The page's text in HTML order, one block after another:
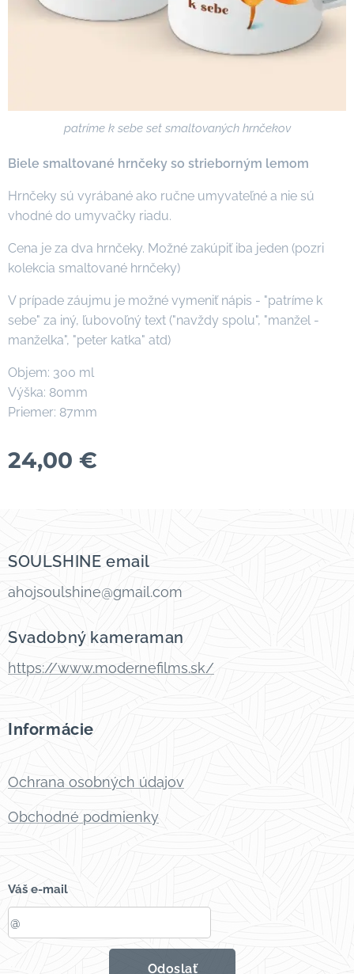
patríme k sebe set smaltovaných hrnčekov
Biele smaltované hrnčeky so strieborným lemom
Hrnčeky sú vyrábané ako ručne umyvateľné a nie sú
vhodné do umyvačky riadu.
Cena je za dva hrnčeky. Možné zakúpiť iba jeden (pozri
kolekcia smaltované hrnčeky)
V prípade záujmu je možné vymeniť nápis - "patríme k
sebe" za iný, ľubovoľný text ("navždy spolu", "manžel -
manželka", "peter katka" atd)
Objem: 300 ml
Výška: 80mm
Priemer: 87mm
24,00 €
SOULSHINE email
ahojsoulshine@gmail.com
Svadobný kameraman
https://www.modernefilms.sk/
Informácie
Ochrana osobných údajov
Obchodné podmienky
Váš e-mail
Odoslať